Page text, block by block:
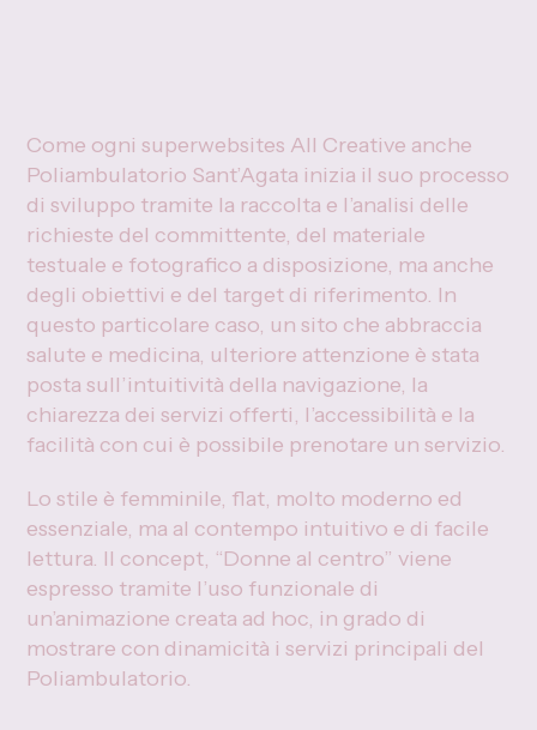
Come ogni superwebsites All Creative anche
Poliambulatorio Sant’Agata inizia il suo processo
di sviluppo tramite la raccolta e l’analisi delle
richieste del committente, del materiale
testuale e fotografico a disposizione, ma anche
degli obiettivi e del target di riferimento. In
questo particolare caso, un sito che abbraccia
salute e medicina, ulteriore attenzione è stata
posta sull’intuitività della navigazione, la
chiarezza dei servizi offerti, l’accessibilità e la
facilità con cui è possibile prenotare un servizio.
Lo stile è femminile, flat, molto moderno ed
essenziale, ma al contempo intuitivo e di facile
lettura. Il concept, “Donne al centro” viene
espresso tramite l’uso funzionale di
un’animazione creata ad hoc, in grado di
mostrare con dinamicità i servizi principali del
Poliambulatorio.